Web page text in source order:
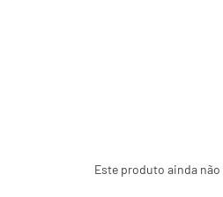
Este produto ainda